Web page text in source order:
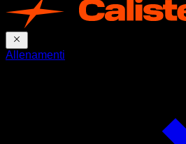
Allenamenti